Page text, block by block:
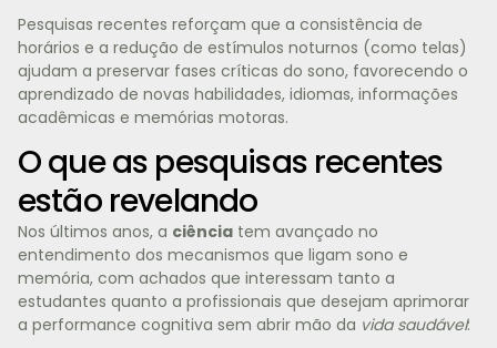
Pesquisas recentes reforçam que a consistência de
horários e a redução de estímulos noturnos (como telas)
ajudam a preservar fases críticas do sono, favorecendo o
aprendizado de novas habilidades, idiomas, informações
acadêmicas e memórias motoras.
O que as pesquisas recentes
estão revelando
Nos últimos anos, a ciência tem avançado no
entendimento dos mecanismos que ligam sono e
memória, com achados que interessam tanto a
estudantes quanto a profissionais que desejam aprimorar
a performance cognitiva sem abrir mão da vida saudável: